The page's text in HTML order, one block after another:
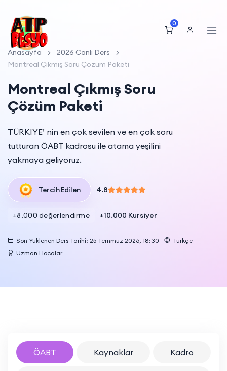
0
Anasayfa
2026 Canlı Ders
Montreal Çıkmış Soru Çözüm Paketi
Montreal Çıkmış Soru
Çözüm Paketi
TÜRKİYE’ nin en çok sevilen ve en çok soru
tutturan ÖABT kadrosu ile atama yeşilini
yakmaya geliyoruz.
Tercih Edilen 4.8
+8.000 değerlendirme +10.000 Kursiyer
Son Yüklenen Ders Tarihi: 25 Temmuz 2026, 18:30
Türkçe
Uzman Hocalar
ÖABT Kaynaklar Kadro